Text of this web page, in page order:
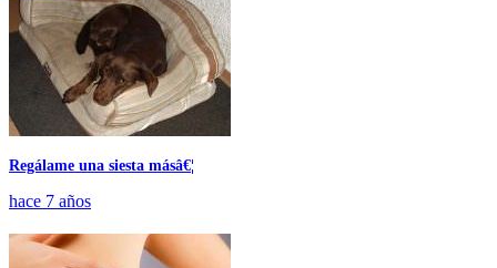
Regálame una siesta másâ€¦
hace 7 años